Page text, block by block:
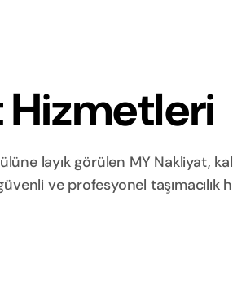
Hizmetleri
layık görülen MY Nakliyat,
ve profesyonel taşımacılık